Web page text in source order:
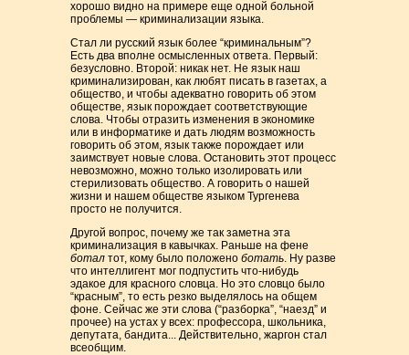
хорошо видно на примере еще одной больной
проблемы — криминализации языка.
Стал ли русский язык более “криминальным”?
Есть два вполне осмысленных ответа. Первый:
безусловно. Второй: никак нет. Не язык наш
криминализирован, как любят писать в газетах, а
общество, и чтобы адекватно говорить об этом
обществе, язык порождает соответствующие
слова. Чтобы отразить изменения в экономике
или в информатике и дать людям возможность
говорить об этом, язык также порождает или
заимствует новые слова. Остановить этот процесс
невозможно, можно только изолировать или
стерилизовать общество. А говорить о нашей
жизни и нашем обществе языком Тургенева
просто не получится.
Другой вопрос, почему же так заметна эта
криминализация в кавычках. Раньше на фене
ботал тот, кому было положеноботать. Ну разве
что интеллигент мог подпустить что-нибудь
эдакое для красного словца. Но это словцо было
“красным”, то есть резко выделялось на общем
фоне. Сейчас же эти слова (“разборка”, “наезд” и
прочее) на устах у всех: профессора, школьника,
депутата, бандита... Действительно, жаргон стал
всеобщим.